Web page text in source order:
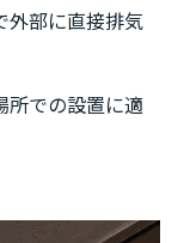
外部に直接排気
所での設置に適